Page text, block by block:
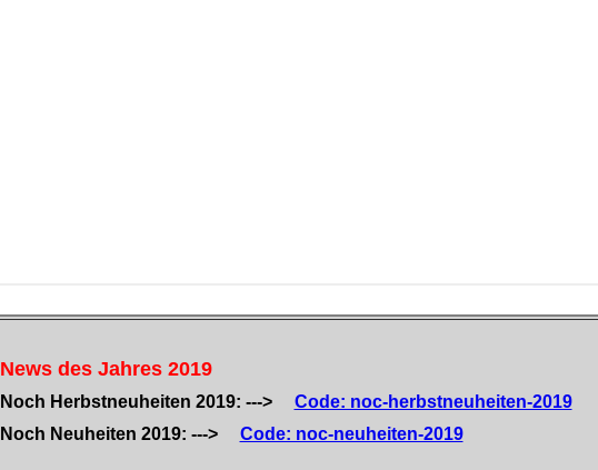
News des Jahres 2019
Noch Herbstneuheiten 2019: --->
Code: noc-herbstneuheiten-2019
Noch Neuheiten 2019: --->
Code: noc-neuheiten-2019